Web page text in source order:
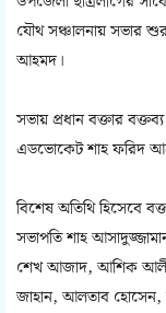
যৌথ সঞ্চালনায় সভার
আহমদ।
সভায় প্রধান বক্তার
এডভোকেট শাহ ফরিদ
বিশেষ অতিথি হিসেবে
সভাপতি শাহ
শেখ আজাদ, আশিক
জাহান, আলতাব হোসেন,